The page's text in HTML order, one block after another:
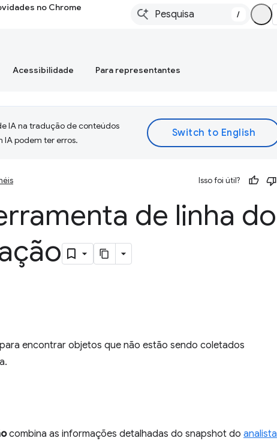
no Chrome
/
Acessibilidade Para representantes
IA na tradução de conteúdos
IA podem ter erros.
Isso foi útil?
de linha do
encontrar objetos que não estão sendo coletados
combina as informações detalhadas do snapshot do analista